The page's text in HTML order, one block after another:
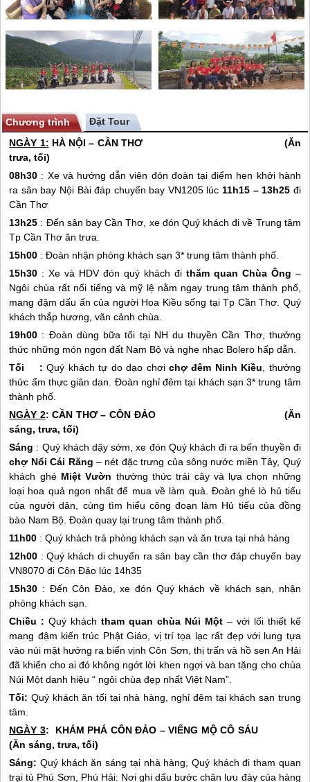
Chương trình
NGÀY 1: HÀ NỘI – CẦN THƠ (Ăn
trưa, tối)
08h30 : Xe và hướng dẫn viên đón đoàn tại điểm hẹn khởi hành
ra sân bay Nội Bài đáp chuyến bay VN1205 lúc 11h15 – 13h25 đi
Cần Thơ
13h25 : Đến sân bay Cần Thơ, xe đón Quý khách đi về Trung tâm
Tp Cần Thơ ăn trưa.
15h00 : Đoàn nhận phòng khách sạn 3* trung tâm thành phố.
15h30 : Xe và HDV đón quý khách đi thăm quan Chùa Ông –
Ngôi chùa rất nổi tiếng và mỹ lệ nằm ngay trung tâm thành phố,
mang đậm dấu ấn của người Hoa Kiều sống tại Tp Cần Thơ. Quý
khách thắp hương, vãn cảnh chùa.
19h00 : Đoàn dùng bữa tối tại NH du thuyền Cần Thơ, thưởng
thức những món ngon đất Nam Bộ và nghe nhạc Bolero hấp dẫn.
Tối : Quý khách tự do dạo chơichợ đêm Ninh Kiều , thưởng
thức ẩm thực giân dan. Đoàn nghỉ đêm tại khách sạn 3* trung tâm
thành phố.
NGÀY 2: CẦN THƠ – CÔN ĐẢO(Ăn
sáng, trưa, tối)
Sáng : Quý khách dậy sớm, xe đón Quý khách đi ra bến thuyền đi
chợ Nổi Cái Răng – nét đặc trưng của sông nước miền Tây, Quý
khách ghé Miệt Vườn thưởng thức trái cây và lựa chọn những
loại hoa quả ngon nhất để mua về làm quà. Đoàn ghé lò hủ tiếu
của người dân, cùng tìm hiểu công đoạn làm Hủ tiếu của đồng
bào Nam Bộ. Đoàn quay lại trung tâm thành phố.
11h00 : Quý khách trả phòng khách sạn và ăn trưa tại nhà hàng
12h00 : Quý khách di chuyển ra sân bay cần thơ đáp chuyến bay
VN8070 điCôn Đảo lúc 14h35
15h30 : ĐếnCôn Đảo, xe đón Quý khách về khách sạn, nhận
phòng khách sạn.
Chiều : Quý khách tham quan chùa Núi Một– với lối thiết kế
mang đậm kiến trúc Phật Giáo, vị trí tọa lạc rất đẹp với lung tựa
vào núi mặt hướng ra biển vịnh Côn Sơn, thị trấn và hồ sen An Hải
đã khiến cho ai đó không ngớt lời khen ngợi và ban tặng cho chùa
Núi Một danh hiệu “ ngôi chùa đẹp nhất Việt Nam”.
Tối: Quý khách ăn tối tại nhà hàng, nghỉ đêm tại khách sạn trung
tâm.
NGÀY 3: KHÁM PHÁ CÔN ĐẢO – VIẾNG MỘ CÔ SÁU
(Ăn sáng, trưa, tối)
Sáng: Quý khách ăn sáng tại nhà hàng, Quý khách đi tham quan
trại tù Phú Sơn, Phú Hải: Nơi ghi dấu bước chân lưu đày của hàng